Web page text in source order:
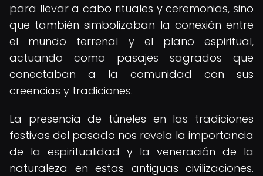
para llevar a cabo rituales y ceremonias, sino
que también simbolizaban la conexión entre
el mundo terrenal y el plano espiritual,
actuando como pasajes sagrados que
conectaban a la comunidad con sus
creencias y tradiciones.
La presencia de túneles en las tradiciones
festivas del pasado nos revela la importancia
de la espiritualidad y la veneración de la
naturaleza en estas antiguas civilizaciones.